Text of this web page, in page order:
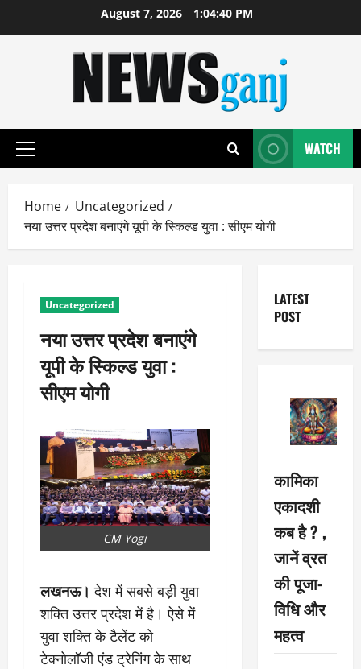
August 7, 2026 1:04:41 PM
Primary
WATCH
Home
Uncategorized
नया उत्तर प्रदेश बनाएंगे यूपी के स्किल्ड युवा : सीएम योगी
Uncategorized
नया उत्तर प्रदेश बनाएंगे
यूपी के स्किल्ड युवा :
सीएम योगी
CM Yogi
लखनऊ। देश में सबसे बड़ी युवा
शक्ति उत्तर प्रदेश में है। ऐसे में
युवा शक्ति के टैलेंट को
टेक्नोलॉजी एंड ट्रेनिंग के साथ
LATEST
POST
कामिका
एकादशी
कब है ? ,
जानें व्रत
की पूजा-
विधि और
महत्व